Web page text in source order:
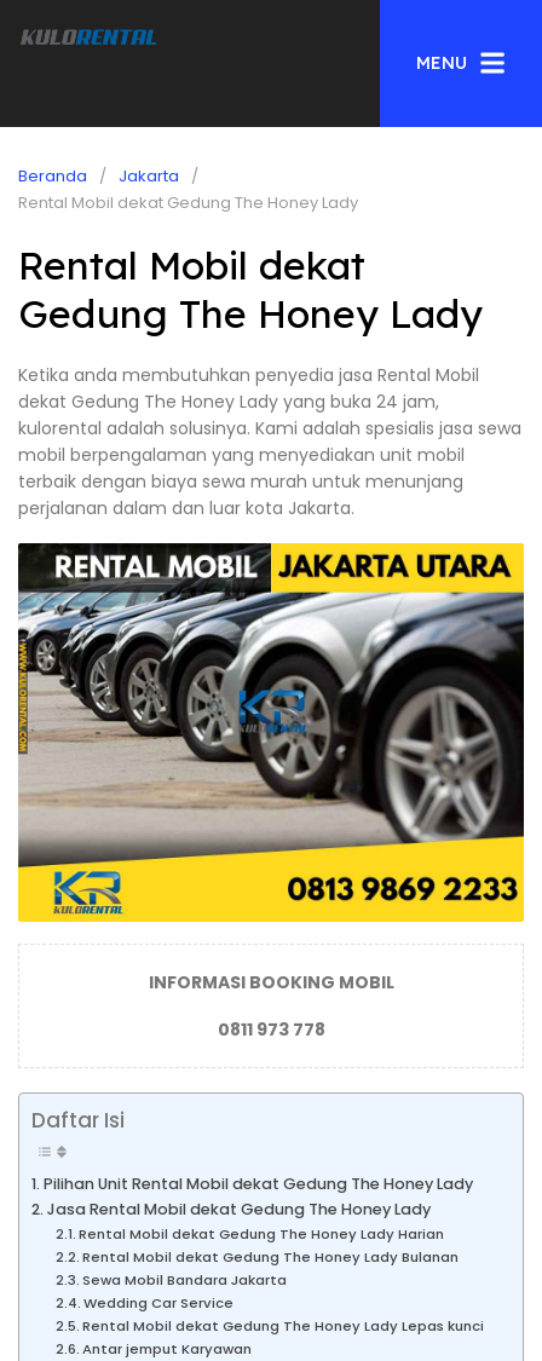
MENU
Beranda
Jakarta
Rental Mobil dekat Gedung The Honey Lady
Rental Mobil dekat
Gedung The Honey Lady
Ketika anda membutuhkan penyedia jasa Rental Mobil
dekat Gedung The Honey Lady yang buka 24 jam,
kulorental adalah solusinya. Kami adalah spesialis jasa sewa
mobil berpengalaman yang menyediakan unit mobil
terbaik dengan biaya sewa murah untuk menunjang
perjalanan dalam dan luar kota Jakarta.
INFORMASI BOOKING MOBIL
0811 973 778
Daftar Isi
Pilihan Unit Rental Mobil dekat Gedung The Honey Lady
Jasa Rental Mobil dekat Gedung The Honey Lady
Rental Mobil dekat Gedung The Honey Lady Harian
Rental Mobil dekat Gedung The Honey Lady Bulanan
Sewa Mobil Bandara Jakarta
Wedding Car Service
Rental Mobil dekat Gedung The Honey Lady Lepas kunci
Antar jemput Karyawan